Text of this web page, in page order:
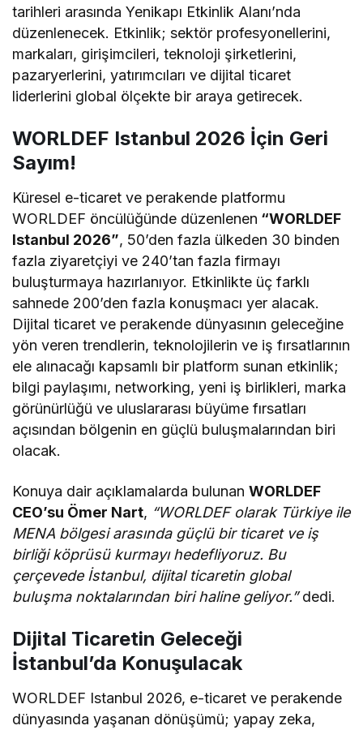
tarihleri arasında Yenikapı Etkinlik Alanı’nda
düzenlenecek. Etkinlik; sektör profesyonellerini,
markaları, girişimcileri, teknoloji şirketlerini,
pazaryerlerini, yatırımcıları ve dijital ticaret
liderlerini global ölçekte bir araya getirecek.
WORLDEF Istanbul 2026 İçin Geri
Sayım!
Küresel e-ticaret ve perakende platformu
WORLDEF öncülüğünde düzenlenen “WORLDEF
Istanbul 2026”, 50’den fazla ülkeden 30 binden
fazla ziyaretçiyi ve 240’tan fazla firmayı
buluşturmaya hazırlanıyor. Etkinlikte üç farklı
sahnede 200’den fazla konuşmacı yer alacak.
Dijital ticaret ve perakende dünyasının geleceğine
yön veren trendlerin, teknolojilerin ve iş fırsatlarının
ele alınacağı kapsamlı bir platform sunan etkinlik;
bilgi paylaşımı, networking, yeni iş birlikleri, marka
görünürlüğü ve uluslararası büyüme fırsatları
açısından bölgenin en güçlü buluşmalarından biri
olacak.
Konuya dair açıklamalarda bulunanWORLDEF
CEO’su Ömer Nart, “WORLDEF olarak Türkiye ile
MENA bölgesi arasında güçlü bir ticaret ve iş
birliği köprüsü kurmayı hedefliyoruz. Bu
çerçevede İstanbul, dijital ticaretin global
buluşma noktalarından biri haline geliyor.”dedi.
Dijital Ticaretin Geleceği
İstanbul’da Konuşulacak
WORLDEF Istanbul 2026, e-ticaret ve perakende
dünyasında yaşanan dönüşümü; yapay zeka,